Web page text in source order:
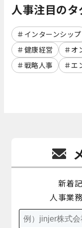
人事注目のタ
インターンシップ
健康経営
オ
戦略人事
エ
新着
人事業